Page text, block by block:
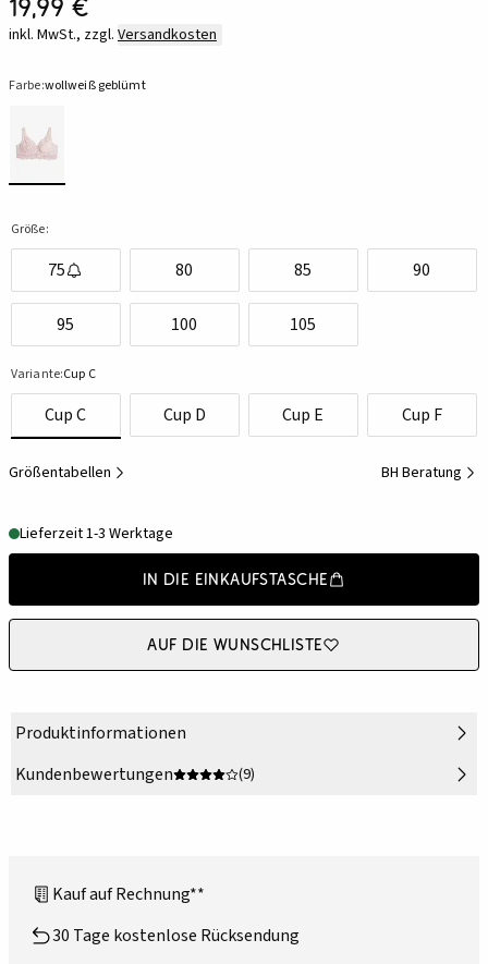
19,99 €
inkl. MwSt., zzgl. Versandkosten
Farbe:wollweiß geblümt
Größe:
75 80 85 90
95 100 105
Variante:Cup C
Cup C Cup D Cup E Cup F
Größentabellen BH Beratung
Lieferzeit 1-3 Werktage
In die Einkaufstasche
Auf die Wunschliste
Produktinformationen
Kundenbewertungen
(9)
Kauf auf Rechnung**
30 Tage kostenlose Rücksendung